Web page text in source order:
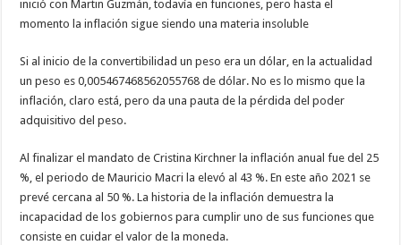
inició con Martin Guzmán, todavía en funciones, pero hasta el
momento la inflación sigue siendo una materia insoluble
Si al inicio de la convertibilidad un peso era un dólar, en la actualidad
un peso es 0,005467468562055768 de dólar. No es lo mismo que la
inflación, claro está, pero da una pauta de la pérdida del poder
adquisitivo del peso.
Al finalizar el mandato de Cristina Kirchner la inflación anual fue del 25
%, el periodo de Mauricio Macri la elevó al 43 %. En este año 2021 se
prevé cercana al 50 %. La historia de la inflación demuestra la
incapacidad de los gobiernos para cumplir uno de sus funciones que
consiste en cuidar el valor de la moneda.